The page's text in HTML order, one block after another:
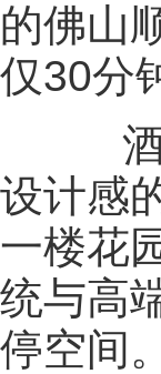
的佛山
仅30分
酒
设计感
一楼花
统与高
停空间。